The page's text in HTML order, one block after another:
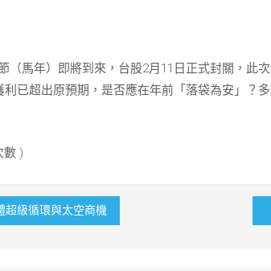
（馬年）即將到來，台股2月11日正式封關，此
已超出原預期，是否應在年前「落袋為安」？
數 )
超級循環與太空商機